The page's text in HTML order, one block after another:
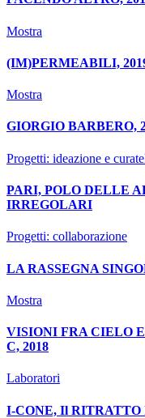
Mostra
(IM)PERMEABILI,
Mostra
GIORGIO BARBERO,
Progetti: ideazione e
PARI, POLO DELLE
IRREGOLARI
Progetti: collaborazione
LA RASSEGNA
Mostra
VISIONI FRA CIELO
C, 2018
Laboratori
I-CONE, Il RITRATTO